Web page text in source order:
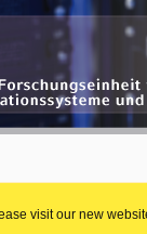
visit our new